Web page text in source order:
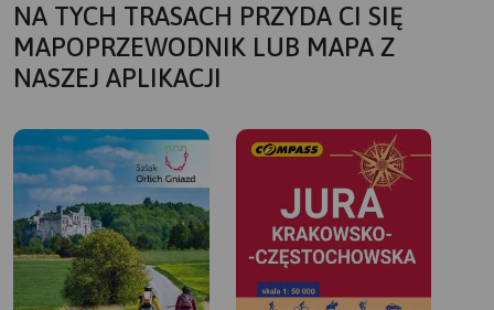
NA TYCH TRASACH PRZYDA CI SIĘ
MAPOPRZEWODNIK LUB MAPA Z
NASZEJ APLIKACJI